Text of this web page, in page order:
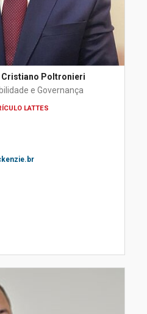
Cristiano Poltronieri
e Governança
LATTES